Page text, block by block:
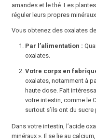
amandes et le thé. Les
réguler leurs propres
Vous obtenez des oxalates
Par l’alimentation :
oxalates.
Votre corps en
oxalates, notamment à
haute dose. Fait
votre intestin, comme le
surtout s’ils ont du sucre
Dans votre intestin, l’acide
minéraux ». Il se lie au